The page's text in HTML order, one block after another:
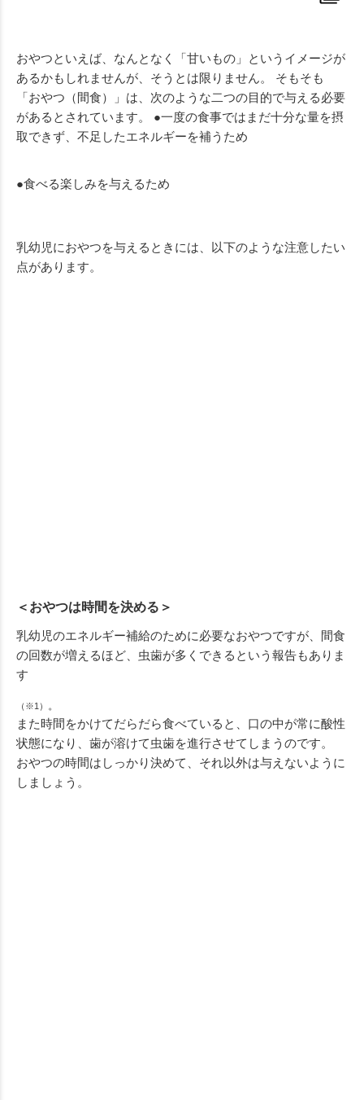
おやつといえば、なんとなく「甘いもの」というイメージが
あるかもしれませんが、そうとは限りません。 そもそも
「おやつ（間食）」は、次のような二つの目的で与える必要
があるとされています。 ●一度の食事ではまだ十分な量を摂
取できず、不足したエネルギーを補うため
●食べる楽しみを与えるため
乳幼児におやつを与えるときには、以下のような注意したい
点があります。
＜おやつは時間を決める＞
乳幼児のエネルギー補給のために必要なおやつですが、間食
の回数が増えるほど、虫歯が多くできるという報告もありま
す
（ ※1） 。
また時間をかけてだらだら食べていると、口の中が常に酸性
状態になり、歯が溶けて虫歯を進行させてしまうのです。
おやつの時間はしっかり決めて、それ以外は与えないように
しましょう。